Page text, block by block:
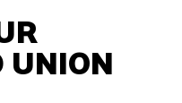
UNION